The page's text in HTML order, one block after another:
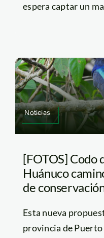
espera captar un
Noticias
[FOTOS] Codo
Huánuco
de
Esta nueva
provincia de Puerto